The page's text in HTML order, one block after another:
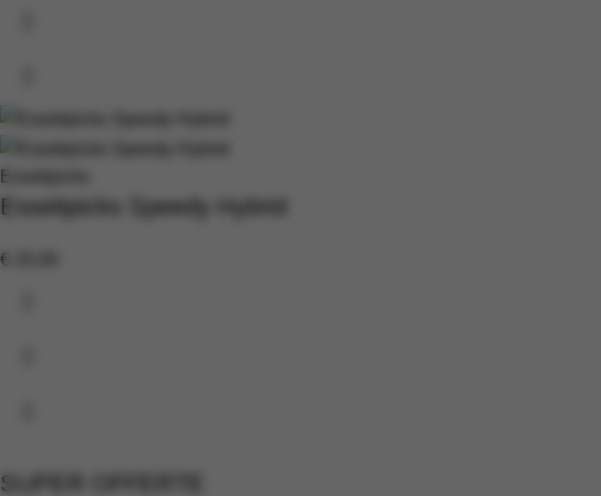
Essetipicks
Essetipicks Speedy Hybrid
€
SUPER OFFERTE